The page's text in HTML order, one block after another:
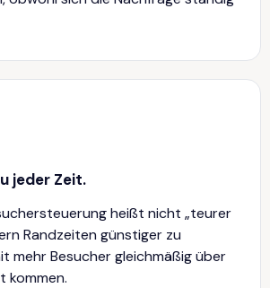
jeder Zeit.
heißt nicht „teurer
Randzeiten günstiger zu
mehr Besucher gleichmäßig über
kommen.